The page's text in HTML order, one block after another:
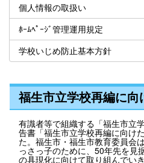
個人情報の取扱い
ﾎｰﾑﾍﾟｰｼﾞ管理運用規定
学校いじめ防止基本方針
福生市立学校再編に向
有識者等で組織する「福生市立
告書「福生市立学校再編に向け
た。福生市・福生市教育委員会
っさっ子のために、50年先を見
の具現化に向けて取り組んでい